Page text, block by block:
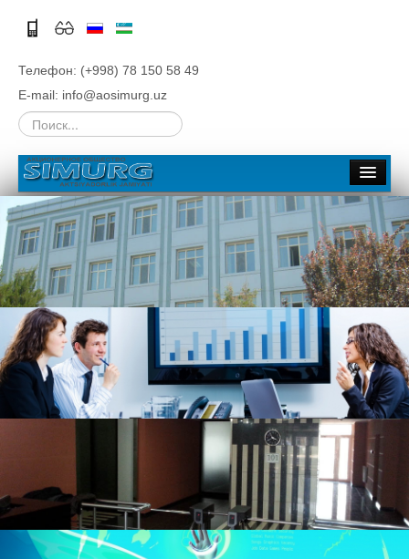
Телефон: (+998) 78 150 58 49
E-mail: info@aosimurg.uz
Искать...
Главная
Об обществе
Общая информация
История
Руководство
Структура
Филиалы
Тендеры и конкурсы
Стратегия развития, Бизнес планы
Вакансии
Акционерам
Аудит
Аффилированнные лица
Уголок акционеров
Комиссии
Мероприятия общества
Основные показатели